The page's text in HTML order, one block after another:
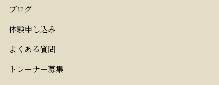
ブログ
体験申し込み
よくある質問
トレーナー募集